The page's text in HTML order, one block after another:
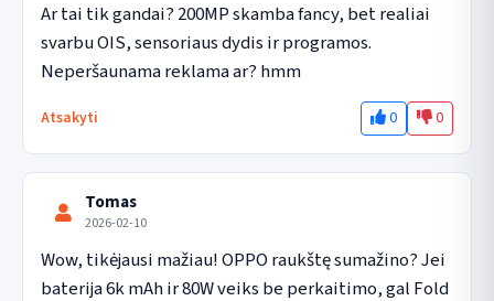
Ar tai tik gandai? 200MP skamba fancy, bet realiai
svarbu OIS, sensoriaus dydis ir programos.
Neperšaunama reklama ar? hmm
Atsakyti 0 0
Tomas
2026-02-10
Wow, tikėjausi mažiau! OPPO raukštę sumažino? Jei
baterija 6k mAh ir 80W veiks be perkaitimo, gal Fold